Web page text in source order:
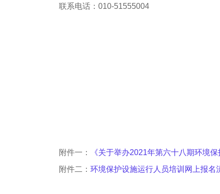
联系电话： 010-51555004
附件一：
《关于举办2021年第六十八期环境
附件二： 环境保护设施运行人员培训网上报名